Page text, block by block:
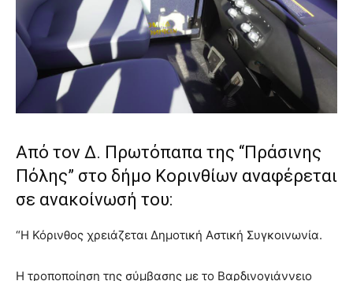
Από τον Δ. Πρωτόπαπα της “Πράσινης
Πόλης” στο δήμο Κορινθίων αναφέρεται
σε ανακοίνωσή του:
“Η Κόρινθος χρειάζεται Δημοτική Αστική Συγκοινωνία.
Η τροποποίηση της σύμβασης με το Βαρδινογιάννειο